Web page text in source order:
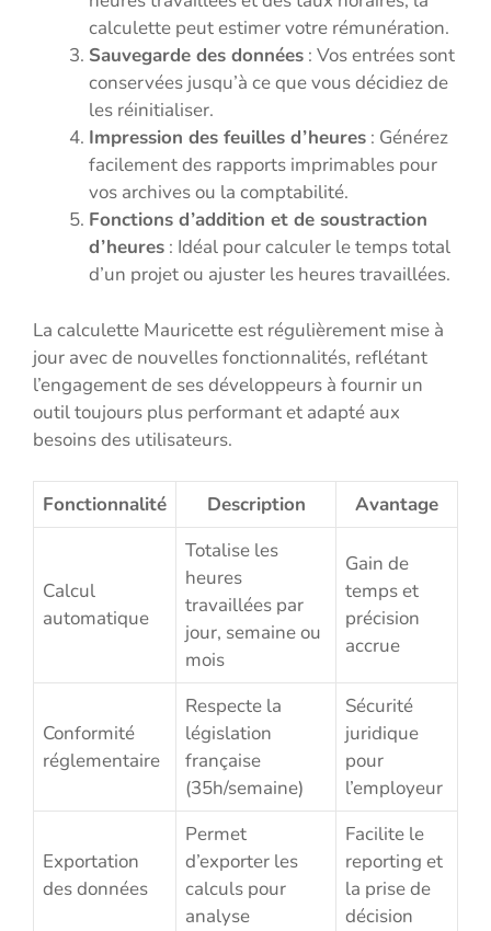
calculette peut estimer votre rémunération.
Sauvegarde des données : Vos entrées sont
conservées jusqu’à ce que vous décidiez de
les réinitialiser.
Impression des feuilles d’heures : Générez
facilement des rapports imprimables pour
vos archives ou la comptabilité.
Fonctions d’addition et de soustraction
d’heures : Idéal pour calculer le temps total
d’un projet ou ajuster les heures travaillées.
La calculette Mauricette est régulièrement mise à
jour avec de nouvelles fonctionnalités, reflétant
l’engagement de ses développeurs à fournir un
outil toujours plus performant et adapté aux
besoins des utilisateurs.
Fonctionnalité Description Avantage
Calcul
automatique
Totalise les
heures
travaillées par
jour, semaine ou
mois
Gain de
temps et
précision
accrue
Conformité
réglementaire
Respecte la
législation
française
(35h/semaine)
Sécurité
juridique
pour
l’employeur
Exportation
des données
Permet
d’exporter les
calculs pour
analyse
Facilite le
reporting et
la prise de
décision